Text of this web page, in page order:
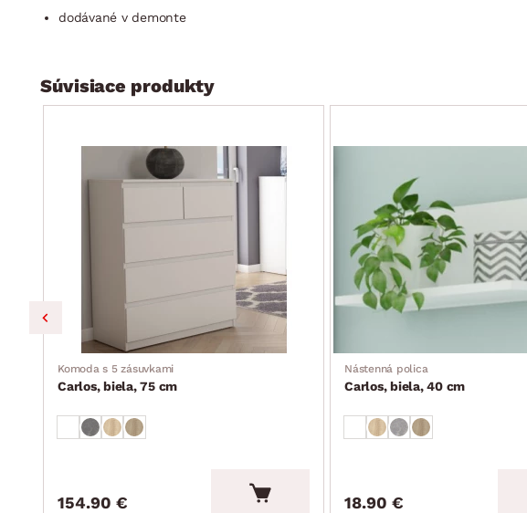
dodávané v demonte
Súvisiace produkty
Komoda s 5 zásuvkami
Carlos, biela, 75 cm
154.90 €
Nástenná polica
Carlos, biela, 40 cm
18.90 €